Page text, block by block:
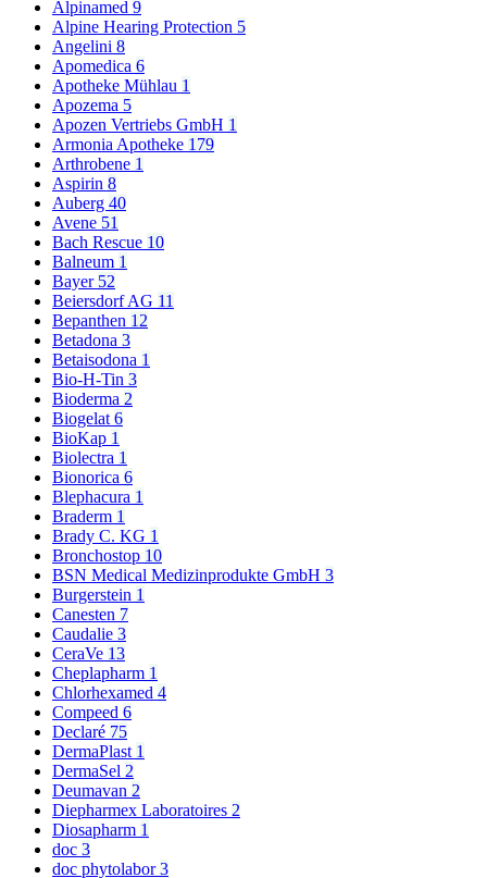
Alpinamed 9
Alpine Hearing Protection 5
Angelini 8
Apomedica 6
Apotheke Mühlau 1
Apozema 5
Apozen Vertriebs GmbH 1
Armonia Apotheke 179
Arthrobene 1
Aspirin 8
Auberg 40
Avene 51
Bach Rescue 10
Balneum 1
Bayer 52
Beiersdorf AG 11
Bepanthen 12
Betadona 3
Betaisodona 1
Bio-H-Tin 3
Bioderma 2
Biogelat 6
BioKap 1
Biolectra 1
Bionorica 6
Blephacura 1
Braderm 1
Brady C. KG 1
Bronchostop 10
BSN Medical Medizinprodukte GmbH 3
Burgerstein 1
Canesten 7
Caudalie 3
CeraVe 13
Cheplapharm 1
Chlorhexamed 4
Compeed 6
Declaré 75
DermaPlast 1
DermaSel 2
Deumavan 2
Diepharmex Laboratoires 2
Diosapharm 1
doc 3
doc phytolabor3